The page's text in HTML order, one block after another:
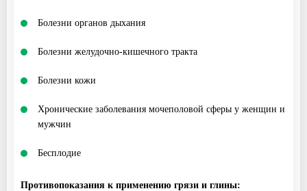
Болезни органов дыхания
Болезни желудочно-кишечного тракта
Болезни кожи
Хронические заболевания мочеполовой сферы у женщин и
мужчин
Бесплодие
Противопоказания к применению грязи и глины: